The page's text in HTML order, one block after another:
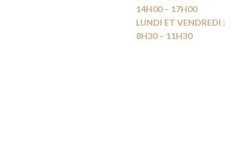
14H00 – 17H00
LUNDI ET VENDREDI :
8H30 – 11H30